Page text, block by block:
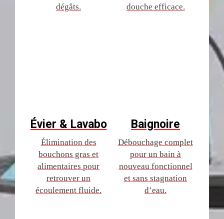
dégâts.
Évier & Lavabo
Élimination des
bouchons gras et
alimentaires pour
retrouver un
écoulement fluide.
douche efficace.
Baignoire
Débouchage complet
pour un bain à
nouveau fonctionnel
et sans stagnation
d’eau.